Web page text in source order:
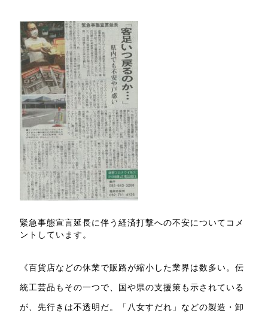
緊急事態宣言延長に伴う経済打撃への不安についてコメ
ントしています。
《百貨店などの休業で販路が縮小した業界は数多い。伝
統工芸品もその一つで、国や県の支援策も示されている
が、先行きは不透明だ。「八女すだれ」などの製造・卸